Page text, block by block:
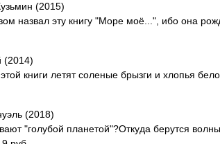
(2015)
назвал эту книгу "Море моё...", ибо она
(2014)
книги летят соленые брызги и хлопья
(2018)
"голубой планетой"?Откуда берутся